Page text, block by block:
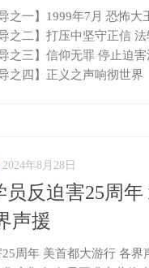
之一】1999年7月 恐怖大
之二】打压中坚守正信
之三】信仰无罪 停止迫
之四】正义之声响彻世界
2024年8月28日
员反迫害25周年
声援
周年 美首都大游行 各界